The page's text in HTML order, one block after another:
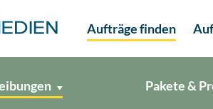
Aufträge finden
Pakete &